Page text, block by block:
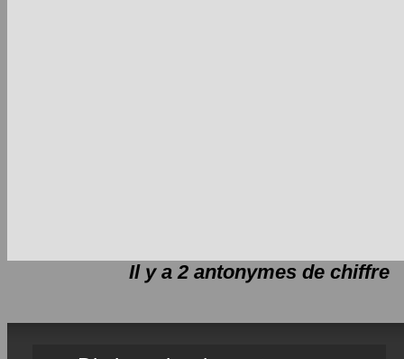
Il y a 2 antonymes de chiffre